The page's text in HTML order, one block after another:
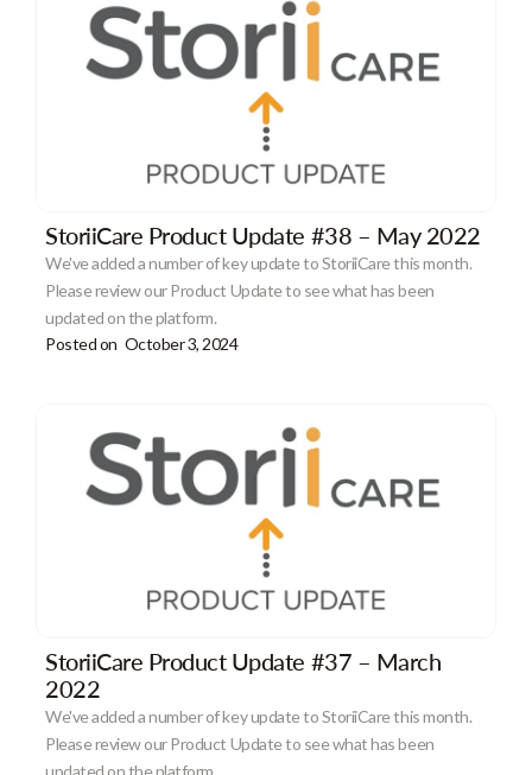
StoriiCare Product Update #38 – May 2022
We've added a number of key update to StoriiCare this month.
Please review our Product Update to see what has been
updated on the platform.
Posted on October 3, 2024
StoriiCare Product Update #37 – March
2022
We've added a number of key update to StoriiCare this month.
Please review our Product Update to see what has been
updated on the platform.